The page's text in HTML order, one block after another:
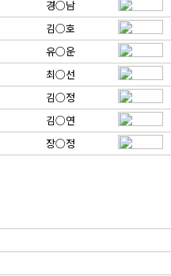
경○남
김○호
유○운
최○선
김○정
김○연
장○정